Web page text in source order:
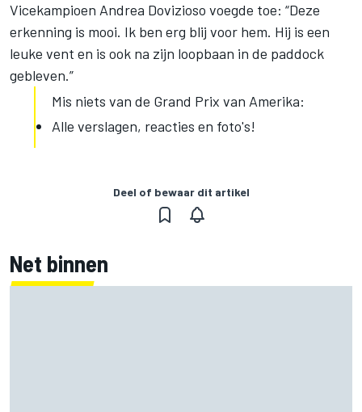
Vicekampioen Andrea Dovizioso voegde toe: “Deze
erkenning is mooi. Ik ben erg blij voor hem. Hij is een
leuke vent en is ook na zijn loopbaan in de paddock
gebleven.”
Mis niets van de Grand Prix van Amerika:
Alle verslagen, reacties en foto's!
Deel of bewaar dit artikel
Net binnen